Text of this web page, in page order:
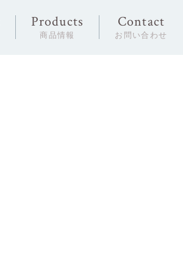
Products
商品情報
Contact
お問い合わせ